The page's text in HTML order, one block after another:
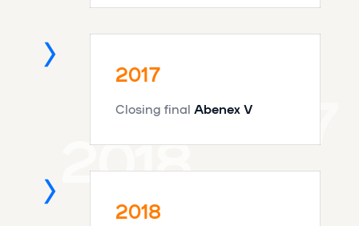
2017
2017
Closing final Abenex V
2018
2018